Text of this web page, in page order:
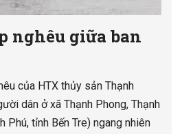
nghêu giữa ban
của HTX thủy sản Thạnh
dân ở xã Thạnh Phong, Thạnh
Phú, tỉnh Bến Tre) ngang nhiên